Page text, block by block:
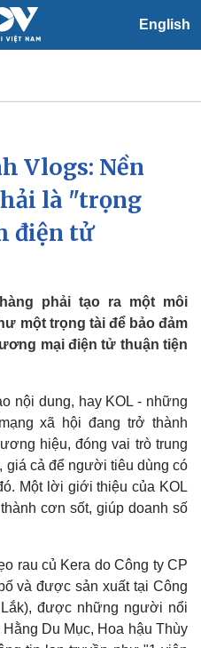
English
Xã hội
Tin 24h
Dự báo thời tiết
Giáo dục
Dấu ấn VOV
Vlogs: Nền
là "trọng
điện tử
phải tạo ra một môi
một trọng tài để bảo đảm
mại điện tử thuận tiện
nội dung, hay KOL - những
xã hội đang trở thành
hiệu, đóng vai trò trung
cả để người tiêu dùng có
Một lời giới thiệu của KOL
cơn sốt, giúp doanh số
rau củ Kera do Công ty CP
và được sản xuất tại Công
được những người nổi
Du Mục, Hoa hậu Thùy